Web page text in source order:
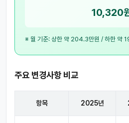
10,320
※ 월 기준: 상한 약 204.3만원 / 하한 약
주요 변경사항 비교
항목 2025년